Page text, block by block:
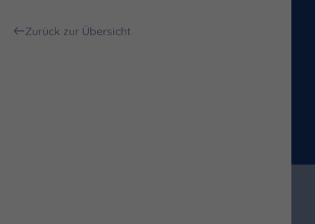
Zurück zur Übersicht